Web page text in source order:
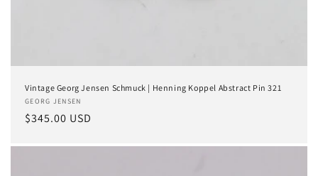
Vintage Georg Jensen Schmuck | Henning Koppel Abstract Pin 321
Anbieter:
GEORG JENSEN
Normaler
$345.00 USD